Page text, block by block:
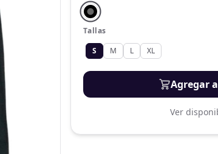
Tallas
S
M L XL
Agregar
Ver